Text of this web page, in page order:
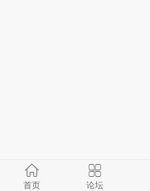
首页 论坛